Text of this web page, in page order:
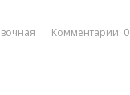
Комментарии: 0